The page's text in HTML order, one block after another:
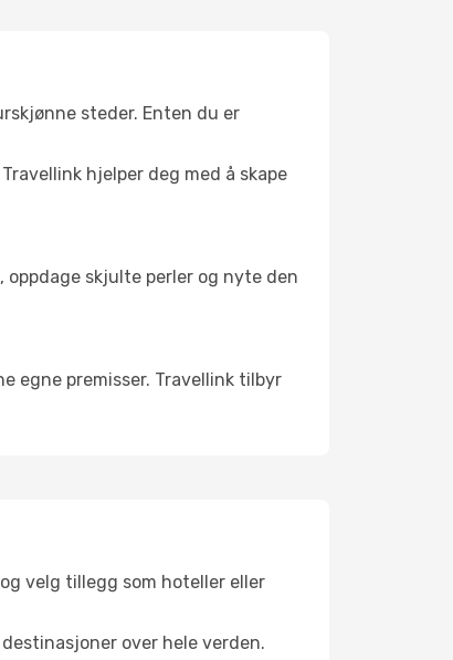
steder. Enten du er
hjelper deg med å skape
skjulte perler og nyte den
egne premisser. Travellink tilbyr
velg tillegg som hoteller eller
over hele verden.